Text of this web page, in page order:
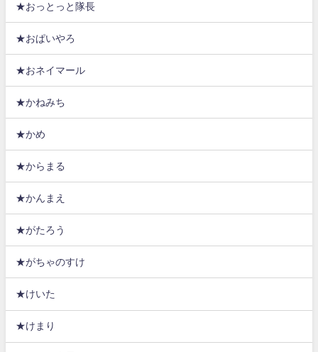
★おっとっと隊長
★おぱいやろ
★おネイマール
★かねみち
★かめ
★からまる
★かんまえ
★がたろう
★がちゃのすけ
★けいた
★けまり